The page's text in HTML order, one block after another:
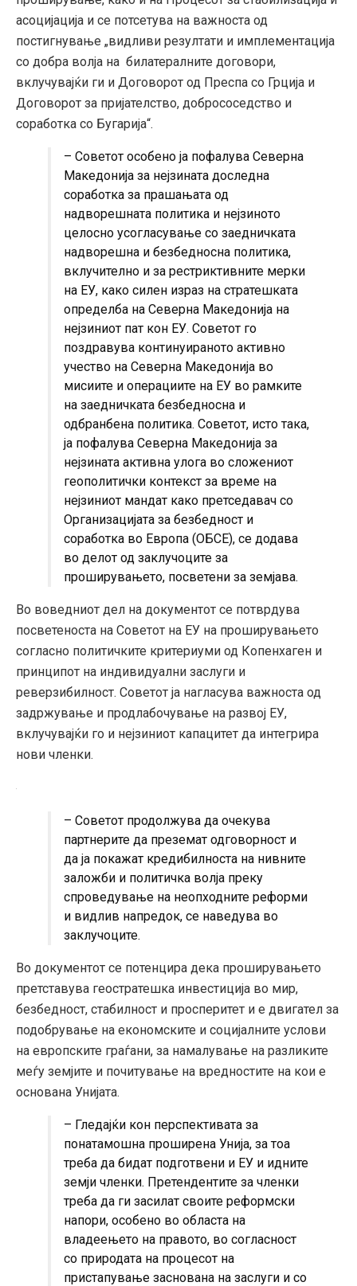
асоцијација и се потсетува на важноста од
постигнување „видливи резултати и имплементација
со добра волја на билатералните договори,
вклучувајќи ги и Договорот од Преспа со Грција и
Договорот за пријателство, добрососедство и
соработка со Бугарија“.
– Советот особено ја пофалува Северна
Македонија за нејзината доследна
соработка за прашањата од
надворешната политика и нејзиното
целосно усогласување со заедничката
надворешна и безбедносна политика,
вклучително и за рестриктивните мерки
на ЕУ, како силен израз на стратешката
определба на Северна Македонија на
нејзиниот пат кон ЕУ. Советот го
поздравува континуираното активно
учество на Северна Македонија во
мисиите и операциите на ЕУ во рамките
на заедничката безбедносна и
одбранбена политика. Советот, исто така,
ја пофалува Северна Македонија за
нејзината активна улога во сложениот
геополитички контекст за време на
нејзиниот мандат како претседавач со
Организацијата за безбедност и
соработка во Европа (ОБСЕ), се додава
во делот од заклучоците за
проширувањето, посветени за земјава.
Во воведниот дел на документот се потврдува
посветеноста на Советот на ЕУ на проширувањето
согласно политичките критериуми од Копенхаген и
принципот на индивидуални заслуги и
реверзибилност. Советот ја нагласува важноста од
задржување и продлабочување на развој ЕУ,
вклучувајќи го и нејзиниот капацитет да интегрира
нови членки.
– Советот продолжува да очекува
партнерите да преземат одговорност и
да ја покажат кредибилноста на нивните
заложби и политичка волја преку
спроведување на неопходните реформи
и видлив напредок, се наведува во
заклучоците.
Во документот се потенцира дека проширувањето
претставува геостратешка инвестиција во мир,
безбедност, стабилност и просперитет и е двигател за
подобрување на економските и социјалните услови
на европските граѓани, за намалување на разликите
меѓу земјите и почитување на вредностите на кои е
основана Унијата.
– Гледајќи кон перспективата за
понатамошна проширена Унија, за тоа
треба да бидат подготвени и ЕУ и идните
земји членки. Претендентите за членки
треба да ги засилат своите реформски
напори, особено во областа на
владеењето на правото, во согласност
со природата на процесот на
пристапување заснована на заслуги и со